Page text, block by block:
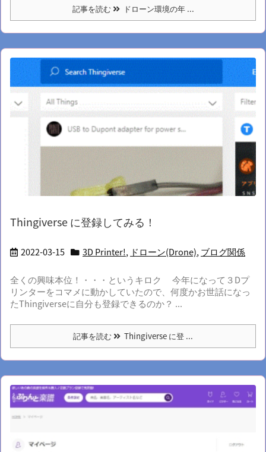
記事を読む ドローン環境の年 ...
Thingiverse に登録してみる！
2022-03-15 3D Printer!, ドローン(Drone), ブログ関係
全くの興味本位！・・・というキロク 今年になって３Dプ
リンターをコマメに動かしていたので、何度かお世話になっ
たThingiverseに自分も登録できるのか？ ...
記事を読む Thingiverse に登 ...